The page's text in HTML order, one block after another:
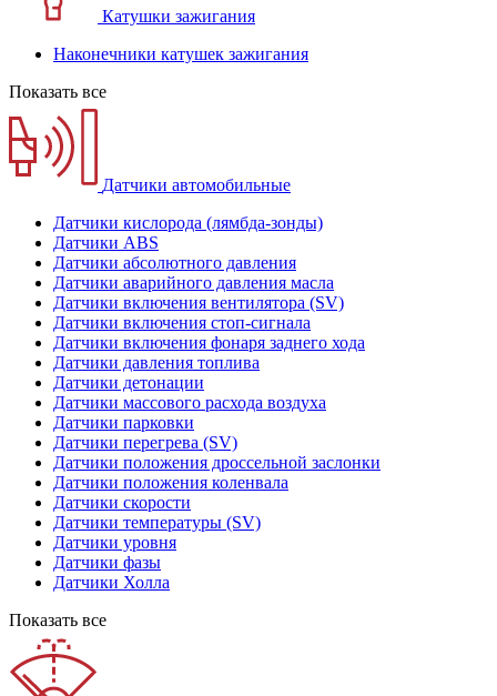
Катушки зажигания
Наконечники катушек зажигания
Показать все
Датчики автомобильные
Датчики кислорода (лямбда-зонды)
Датчики ABS
Датчики абсолютного давления
Датчики аварийного давления масла
Датчики включения вентилятора (SV)
Датчики включения стоп-сигнала
Датчики включения фонаря заднего хода
Датчики давления топлива
Датчики детонации
Датчики массового расхода воздуха
Датчики парковки
Датчики перегрева (SV)
Датчики положения дроссельной заслонки
Датчики положения коленвала
Датчики скорости
Датчики температуры (SV)
Датчики уровня
Датчики фазы
Датчики Холла
Показать все